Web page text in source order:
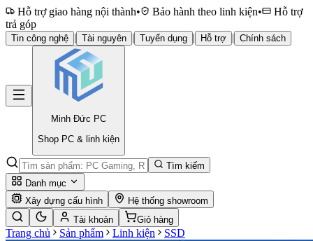
Hỗ trợ giao hàng nội thành• Bảo hành theo linh kiện•
Hỗ trợ
trả góp
Tin công nghệ | Tài nguyên | Tuyển dụng | Hỗ trợ | Chính sách
Minh Đức PC
Shop PC & linh kiện
Tìm kiếm
Danh mục
Xây dựng cấu hình
Hệ thống showroom
Tài khoản
Giỏ hàng
Trang chủ Sản phẩm Linh kiện SSD